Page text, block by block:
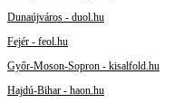
Dunaújváros - duol.hu
Fejér - feol.hu
Győr-Moson-Sopron - kisalfold.hu
Hajdú-Bihar - haon.hu